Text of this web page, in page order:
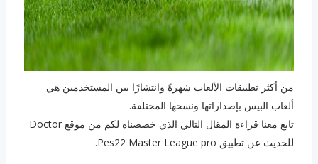
من أكثر تطبيقات الألعاب شهرةً وانتشارًا بين المستخدمين هي
ألعاب البيس بإصداراتها ونسخها المختلفة.
تابع معنا قراءة المقال التالي الذي خصصناه لكم من موقع Doctor
للحديث عن تطبيق Pes22 Master League pro.